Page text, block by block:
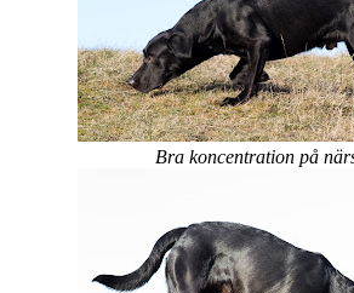
Bra koncentration på